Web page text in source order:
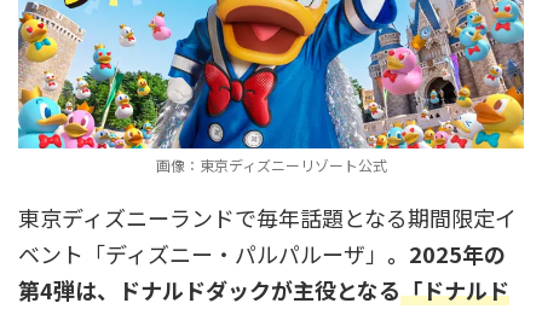
画像：東京ディズニーリゾート公式
東京ディズニーランドで毎年話題となる期間限定イ
ベント「ディズニー・パルパルーザ」 。2025年の
第4弾は、ドナルドダックが主役となる「ドナルド